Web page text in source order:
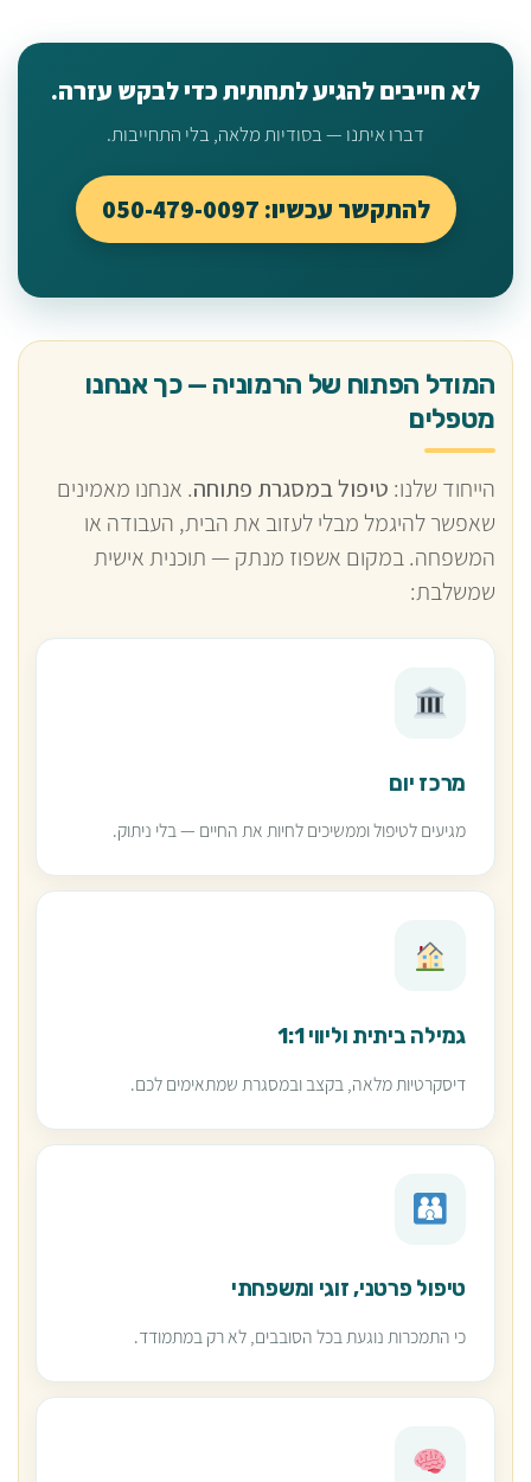
לא חייבים להגיע לתחתית כדי לבקש עזרה.
דברו איתנו — בסודיות מלאה, בלי התחייבות.
להתקשר עכשיו: 050-479-0097
המודל הפתוח של הרמוניה — כך אנחנו
מטפלים
הייחוד שלנו: טיפול במסגרת פתוחה. אנחנו מאמינים
שאפשר להיגמל מבלי לעזוב את הבית, העבודה או
המשפחה. במקום אשפוז מנתק — תוכנית אישית
שמשלבת:
מרכז יום
מגיעים לטיפול וממשיכים לחיות את החיים — בלי ניתוק.
גמילה ביתית וליווי 1:1
דיסקרטיות מלאה, בקצב ובמסגרת שמתאימים לכם.
טיפול פרטני, זוגי ומשפחתי
כי התמכרות נוגעת בכל הסובבים, לא רק במתמודד.